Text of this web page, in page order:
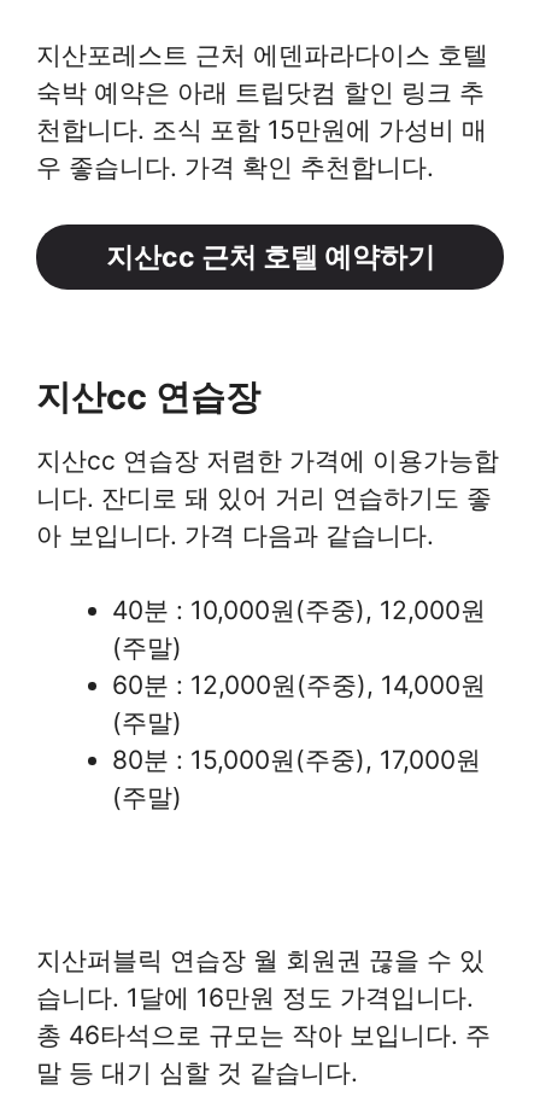
지산포레스트 근처 에덴파라다이스 호텔
숙박 예약은 아래 트립닷컴 할인 링크 추
천합니다. 조식 포함 15만원에 가성비 매
우 좋습니다. 가격 확인 추천합니다.
지산cc 근처 호텔 예약하기
지산cc 연습장
지산cc 연습장 저렴한 가격에 이용가능합
니다. 잔디로 돼 있어 거리 연습하기도 좋
아 보입니다. 가격 다음과 같습니다.
40분 : 10,000원(주중), 12,000원
(주말)
60분 : 12,000원(주중), 14,000원
(주말)
80분 : 15,000원(주중), 17,000원
(주말)
지산퍼블릭 연습장 월 회원권 끊을 수 있
습니다. 1달에 16만원 정도 가격입니다.
총 46타석으로 규모는 작아 보입니다. 주
말 등 대기 심할 것 같습니다.